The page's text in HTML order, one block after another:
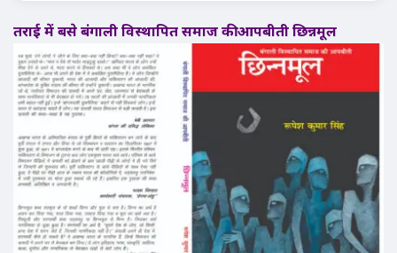
तराई में बसे बंगाली विस्थापित समाज की आपबीती छिन्नमूल